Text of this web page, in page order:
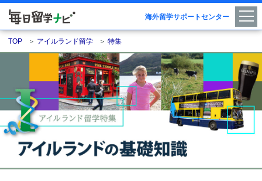
海外留学サポートセンター
TOP ＞ アイルランド留学 ＞ 特集